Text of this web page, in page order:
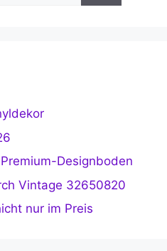
Designboden
Vintage 32650820
nur im Preis